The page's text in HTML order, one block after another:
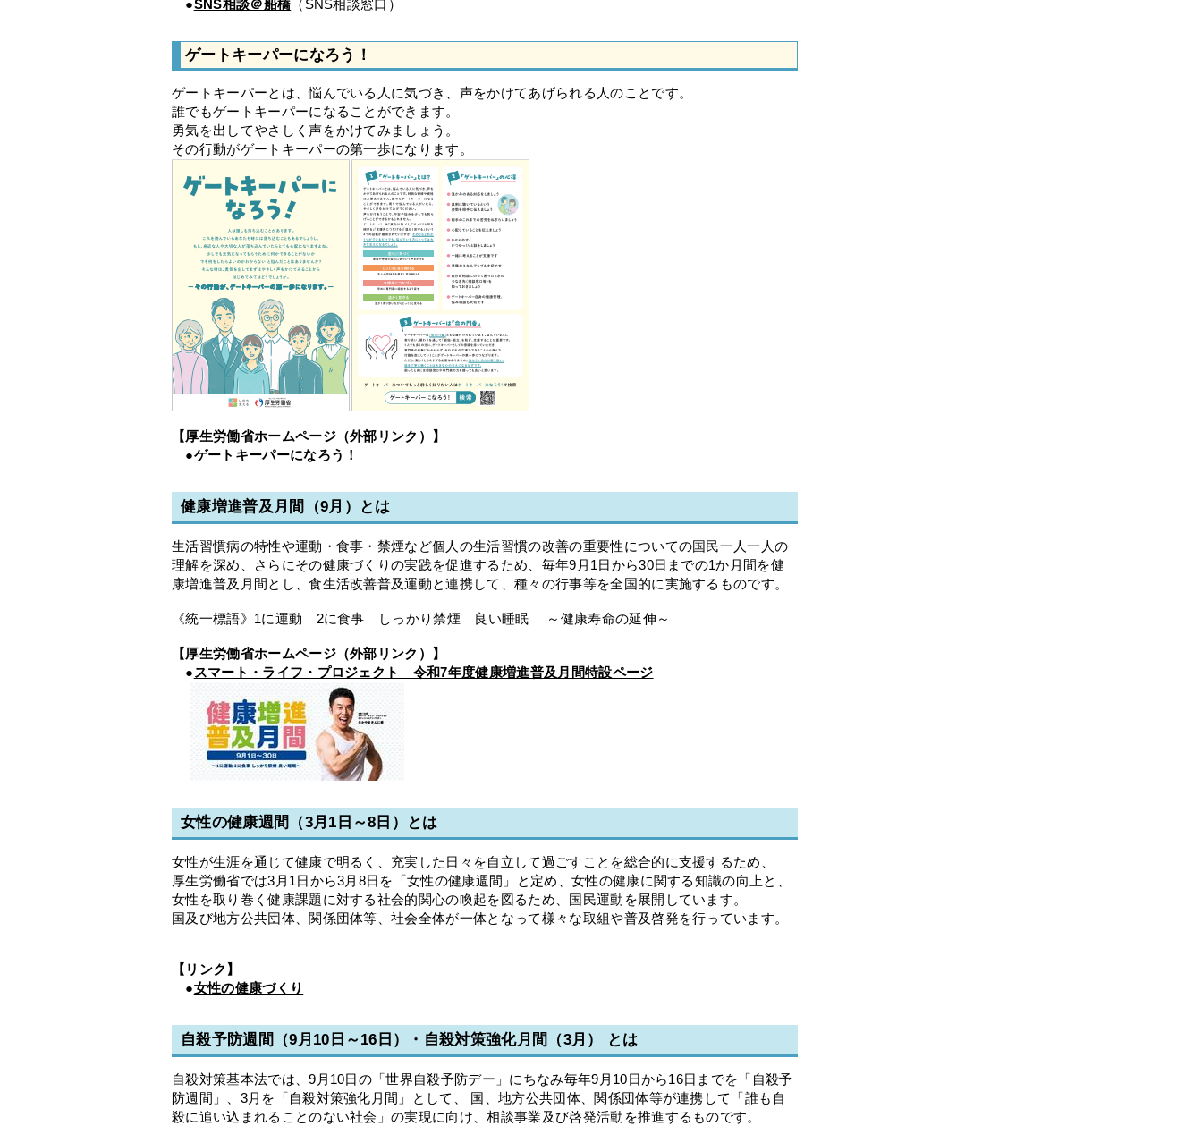
●SNS相談＠船橋 （SNS相談窓口）
ゲートキーパーになろう！
ゲートキーパーとは、悩んでいる人に気づき、声をかけてあげられる人のことです。
誰でもゲートキーパーになることができます。
勇気を出してやさしく声をかけてみましょう。
その行動がゲートキーパーの第一歩になります。
【厚生労働省ホームページ（外部リンク）】
●ゲートキーパーになろう！
健康増進普及月間（9月）とは
生活習慣病の特性や運動・食事・禁煙など個人の生活習慣の改善の重要性についての国民一人一人の
理解を深め、さらにその健康づくりの実践を促進するため、毎年9月1日から30日までの1か月間を健
康増進普及月間とし、食生活改善普及運動と連携して、種々の行事等を全国的に実施するものです。
《統一標語》1に運動 2に食事 しっかり禁煙 良い睡眠 ～健康寿命の延伸～
【厚生労働省ホームページ（外部リンク）】
●スマート・ライフ・プロジェクト 令和7年度健康増進普及月間特設ページ
女性の健康週間（3月1日～8日）とは
女性が生涯を通じて健康で明るく、充実した日々を自立して過ごすことを総合的に支援するため、
厚生労働省では3月1日から3月8日を「女性の健康週間」と定め、女性の健康に関する知識の向上と、
女性を取り巻く健康課題に対する社会的関心の喚起を図るため、国民運動を展開しています。
国及び地方公共団体、関係団体等、社会全体が一体となって様々な取組や普及啓発を行っています。
【リンク】
●女性の健康づくり
自殺予防週間（9月10日～16日）・自殺対策強化月間（3月） とは
自殺対策基本法では、9月10日の「世界自殺予防デー」にちなみ毎年9月10日から16日までを「自殺予
防週間」、3月を「自殺対策強化月間」として、 国、地方公共団体、関係団体等が連携して「誰も自
殺に追い込まれることのない社会」の実現に向け、相談事業及び啓発活動を推進するものです。